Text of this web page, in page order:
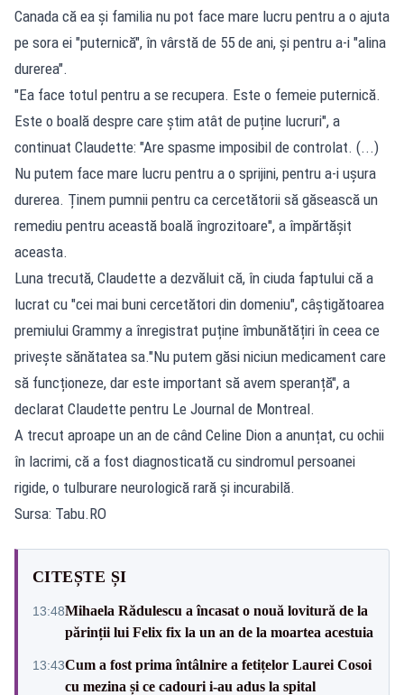
Canada că ea și familia nu pot face mare lucru pentru a o ajuta
pe sora ei "puternică", în vârstă de 55 de ani, și pentru a-i "alina
durerea".
"Ea face totul pentru a se recupera. Este o femeie puternică.
Este o boală despre care știm atât de puține lucruri", a
continuat Claudette: "Are spasme imposibil de controlat. (...)
Nu putem face mare lucru pentru a o sprijini, pentru a-i ușura
durerea. Ținem pumnii pentru ca cercetătorii să găsească un
remediu pentru această boală îngrozitoare", a împărtășit
aceasta.
Luna trecută, Claudette a dezvăluit că, în ciuda faptului că a
lucrat cu "cei mai buni cercetători din domeniu", câștigătoarea
premiului Grammy a înregistrat puține îmbunătățiri în ceea ce
privește sănătatea sa."Nu putem găsi niciun medicament care
să funcționeze, dar este important să avem speranță", a
declarat Claudette pentru Le Journal de Montreal.
A trecut aproape un an de când Celine Dion a anunțat, cu ochii
în lacrimi, că a fost diagnosticată cu sindromul persoanei
rigide, o tulburare neurologică rară și incurabilă.
Sursa: Tabu.RO
CITEȘTE ȘI
13:48Mihaela Rădulescu a încasat o nouă lovitură de la
părinții lui Felix fix la un an de la moartea acestuia
13:43Cum a fost prima întâlnire a fetițelor Laurei Cosoi
cu mezina și ce cadouri i-au adus la spital